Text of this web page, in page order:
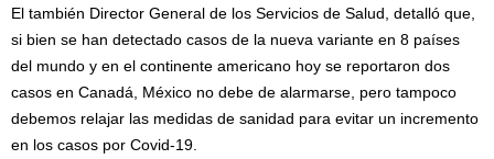
El también Director General de los Servicios de Salud, detalló que,
si bien se han detectado casos de la nueva variante en 8 países
del mundo y en el continente americano hoy se reportaron dos
casos en Canadá, México no debe de alarmarse, pero tampoco
debemos relajar las medidas de sanidad para evitar un incremento
en los casos por Covid-19.